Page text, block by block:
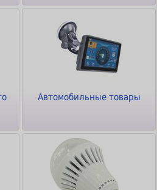
Автомобильные товары